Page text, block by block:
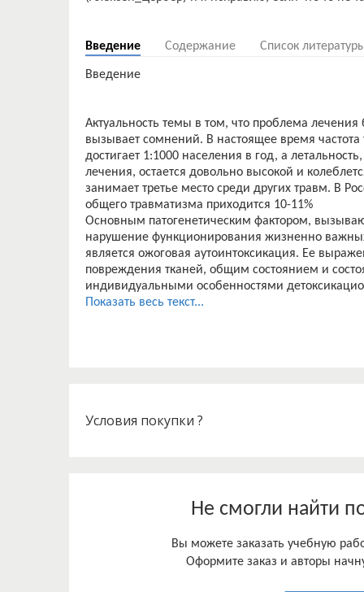
Введение Содержание Список
Введение
Актуальность темы в том, что проблема
вызывает сомнений. В настоящее время
достигает 1:1000 населения в год, а
лечения, остается довольно высокой и
занимает третье место среди других травм. В
общего травматизма приходится 10-11%
Основным патогенетическим фактором,
нарушение функционирования жизненно
является ожоговая аутоинтоксикация. Ее
повреждения тканей, общим состоянием и
индивидуальными особенностями
Актуальными остаются вопросы объективной
Показать весь текст...
Условия покупки ?
Не смогли найти
Вы можете заказать учебную
Оформите заказ и авторы